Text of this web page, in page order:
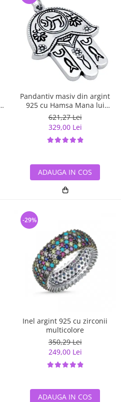
Pandantiv masiv din argint
925 cu Hamsa Mana lui
Fatima
621,27 Lei
329,00 Lei
ADAUGA IN COS
Inel argint 925 cu zirconii
multicolore
350,29 Lei
249,00 Lei
-29%
ADAUGA IN COS